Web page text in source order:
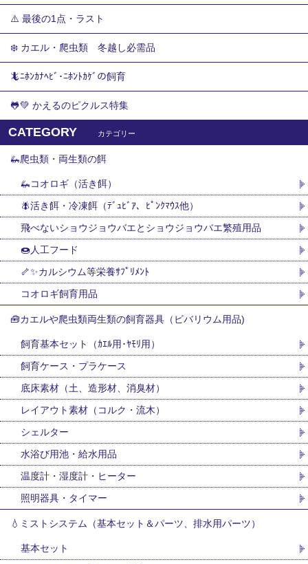
⚠️ 最後の1点・ラスト
❄️ カエル・爬虫類 冬越し必需品
🦎ﾆﾎﾝｶﾅﾍﾋﾞ･ﾆﾎﾝﾄｶｹﾞの飼育
🐸💚 かえるのピクルス特集
CATEGORY カテゴリー
🦗爬虫類・両生類の餌
🦗コオロギ（活き餌）
🪰活き餌・冷凍餌（ﾃﾞｭﾋﾞｱ、ﾋﾟﾝｸﾏｳｽ他）
飛べないショウジョウバエとショウジョウバエ繁殖用品
🍩人工フード
🦴✨カルシウム等栄養ｻﾌﾟﾘﾒﾝﾄ
コオロギ飼育用品
🧰カエルや爬虫類両生類の飼育器具（ビバリウム用品)
飼育基本セット（ｶｴﾙ用･ﾔﾓﾘ用）
飼育ケース・プラケース
底床素材（土、造形材、消臭材）
レイアウト素材（コルク・流木）
シェルター
水浴び用池・給水用品
温度計・湿度計・ヒーター
照明器具・タイマー
💧ミストシステム（基本セット＆パーツ、排水用パーツ）
基本セット